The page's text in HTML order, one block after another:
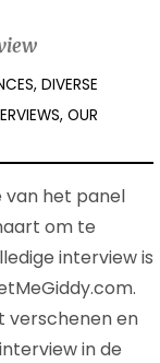
,DIVERSE
,OUR
van het panel
om te
interview is
verschenen en
in de